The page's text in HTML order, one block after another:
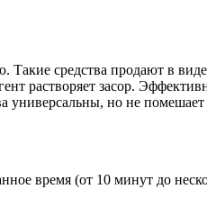
средства продают в
растворяет засор.
универсальны, но не
время (от 10 минут до